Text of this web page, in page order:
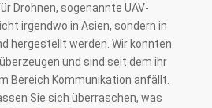
Drohnen, sogenannte UAV-
irgendwo in Asien, sondern in
hergestellt werden. Wir konnten
und sind seit dem ihr
Bereich Kommunikation anfällt.
Sie sich überraschen, was